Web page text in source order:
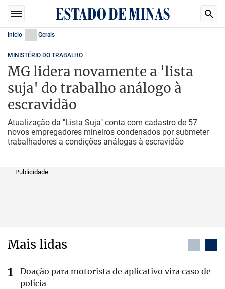
Início Gerais
MINISTÉRIO DO TRABALHO
MG lidera novamente a 'lista
suja' do trabalho análogo à
escravidão
Atualização da "Lista Suja" conta com cadastro de 57
novos empregadores mineiros condenados por submeter
trabalhadores a condições análogas à escravidão
Publicidade
Mais lidas
Doação para motorista de aplicativo vira caso de
polícia